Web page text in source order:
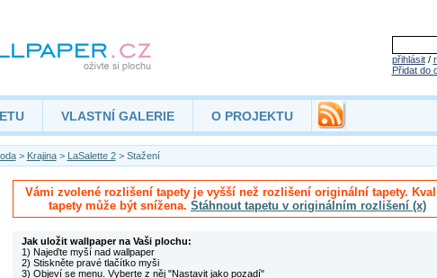
přihlásit/
Přidat do
VLASTNÍ GALERIE O PROJEKTU
> Krajina> LaSalette 2> Stažení
Vámi zvolené rozlišení tapety je vyšší než rozlišení originální tapety.
tapety může být snížena. Stáhnout tapetu v originálním rozlišení (x)
Jak uložit wallpaper na Vaši plochu:
1) Najeďte myší nad wallpaper
2) Stiskněte pravé tlačítko myši
3) Objeví se menu. Vyberte z něj "Nastavit jako pozadí"